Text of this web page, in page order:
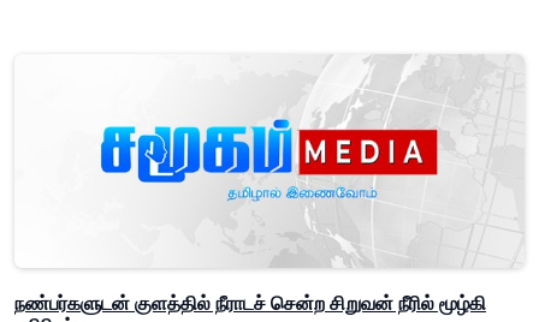
நண்பர்களுடன் குளத்தில் நீராடச் சென்ற சிறுவன் நீரில் மூழ்கி